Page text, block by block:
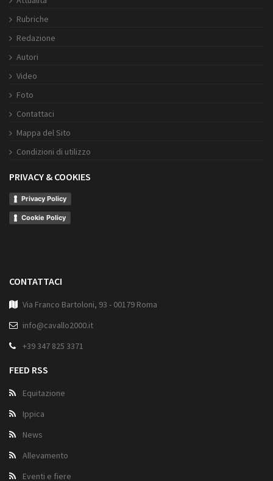
Rubriche
Redazione
Autori
Video
Foto
Contattaci
Mappa del Sito
Condizioni di utilizzo
PRIVACY & COOKIES
Privacy Policy
Cookie Policy
CONTATTACI
Via Franco Bartoloni, 93 - 00179 Roma
info@cavallo2000.it
+39 347 825 3371
FEED RSS
Equitazione
Ippica
News
Allevamento
Eventi e fiere